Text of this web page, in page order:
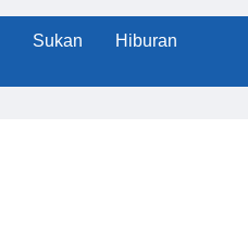
Sukan Hiburan